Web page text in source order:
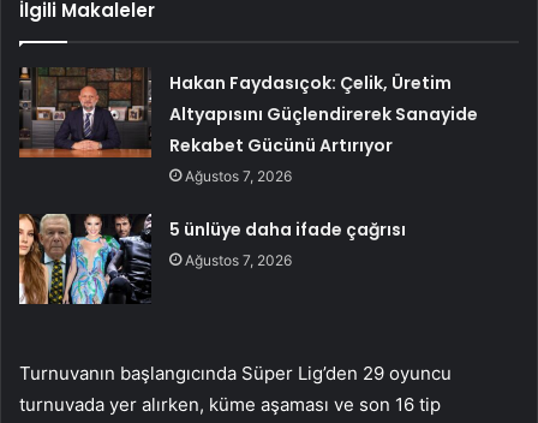
İlgili Makaleler
Hakan Faydasıçok: Çelik, Üretim
Altyapısını Güçlendirerek Sanayide
Rekabet Gücünü Artırıyor
Ağustos 7, 2026
5 ünlüye daha ifade çağrısı
Ağustos 7, 2026
Turnuvanın başlangıcında Süper Lig’den 29 oyuncu
turnuvada yer alırken, küme aşaması ve son 16 tip